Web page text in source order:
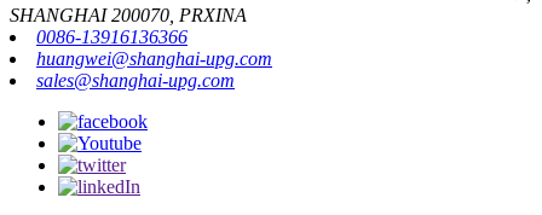
SHANGHAI 200070, PRXINA
0086-13916136366
huangwei@shanghai-upg.com
sales@shanghai-upg.com